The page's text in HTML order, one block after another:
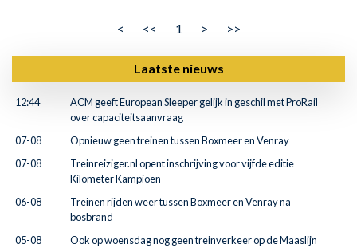
< << 1 > >>
Laatste nieuws
12:44
ACM geeft European Sleeper gelijk in geschil met ProRail
over capaciteitsaanvraag
07-08
Opnieuw geen treinen tussen Boxmeer en Venray
07-08
Treinreiziger.nl opent inschrijving voor vijfde editie
Kilometer Kampioen
06-08
Treinen rijden weer tussen Boxmeer en Venray na
bosbrand
05-08
Ook op woensdag nog geen treinverkeer op de Maaslijn